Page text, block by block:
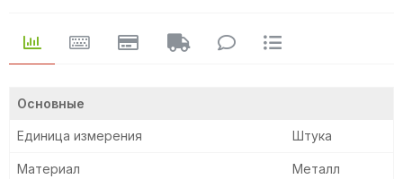
Основные
Единица измерения Штука
Материал Металл